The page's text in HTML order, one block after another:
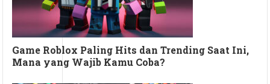
Game Roblox Paling Hits dan Trending Saat Ini,
Mana yang Wajib Kamu Coba?